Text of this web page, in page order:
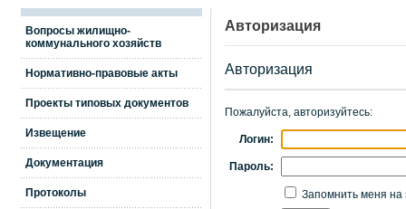
Вопросы жилищно-
коммунального хозяйств
Нормативно-правовые акты
Проекты типовых документов
Извещение
Документация
Протоколы
Авторизация
Авторизация
Пожалуйста, авторизуйтесь:
Логин:
Пароль:
Запомнить меня на